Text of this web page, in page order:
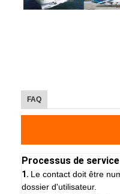
FAQ
Processus de
1. Le contact doit être
dossier d'utilisateur.